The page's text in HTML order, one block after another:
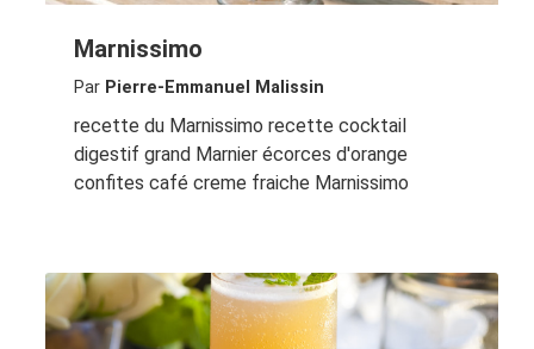
Marnissimo
Par Pierre-Emmanuel Malissin
recette du Marnissimo recette cocktail
digestif grand Marnier écorces d'orange
confites café creme fraiche Marnissimo